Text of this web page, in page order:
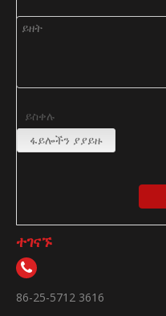
ይስቀሉ
ፋይሎችን ያያይዙ
ተገናኙ
86-25-5712 3616